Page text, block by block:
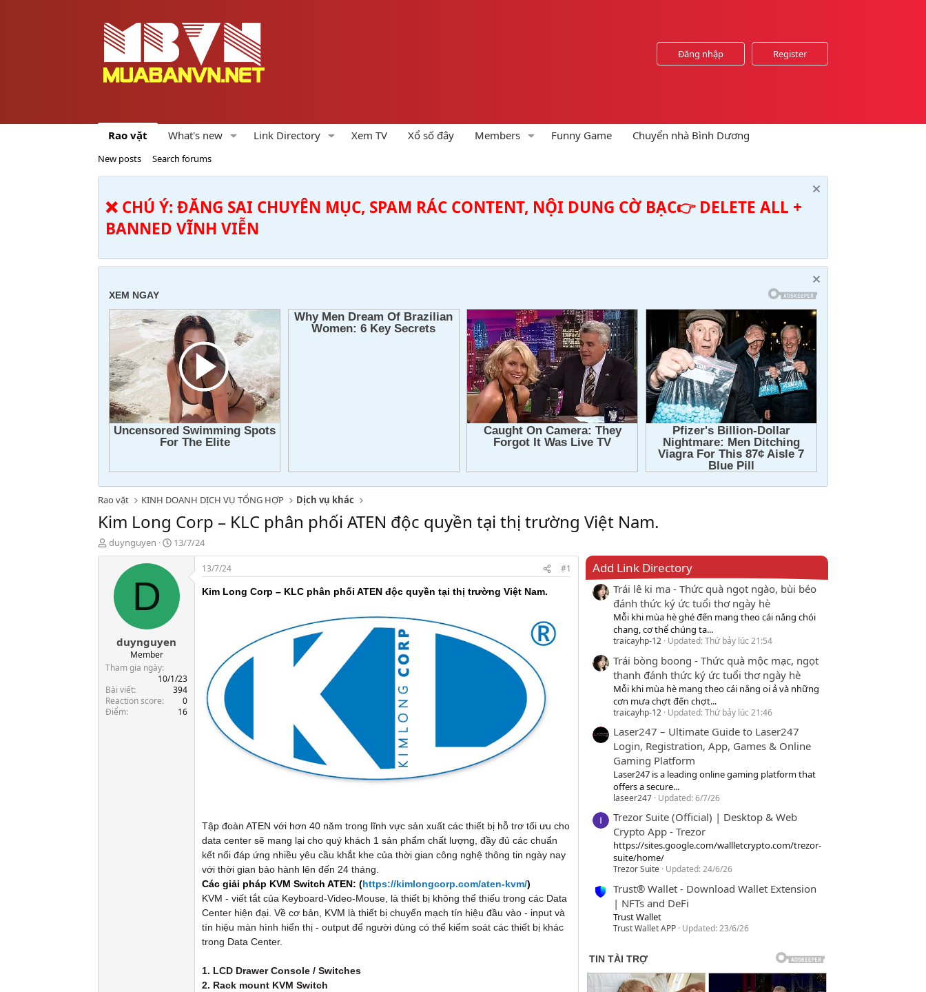
Đăng nhập Register
Rao vặt What's new Link Directory Xem TV Xổ số đây Members Funny Game Chuyển nhà Bình Dương
New posts Search forums
❌ CHÚ Ý: ĐĂNG SAI CHUYÊN MỤC, SPAM RÁC CONTENT, NỘI DUNG CỜ BẠC👉 DELETE ALL +
BANNED VĨNH VIỄN
Rao vặt KINH DOANH DỊCH VỤ TỔNG HỢP Dịch vụ khác
Kim Long Corp – KLC phân phối ATEN độc quyền tại thị trường Việt Nam.
T
h
t
r
duynguyen
N
g
y
ử
i
13/7/24
D
duynguyen
Member
Tham gia ngày
10/1/23
Bài viết
394
Reaction score
0
Điểm
16
13/7/24 #1
Kim Long Corp – KLC phân phối ATEN độc quyền tại thị trường Việt Nam.
Tập đoàn ATEN với hơn 40 năm trong lĩnh vực sản xuất các thiết bị hỗ trơ tối ưu cho
data center sẽ mang lại cho quý khách 1 sản phẩm chất lượng, đầy đủ các chuẩn
kết nối đáp ứng nhiều yêu cầu khắt khe của thời gian công nghệ thông tin ngày nay
với thời gian bảo hành lên đến 24 tháng.
Các giải pháp KVM Switch ATEN: (https://kimlongcorp.com/aten-kvm/)
KVM - viết tắt của Keyboard-Video-Mouse, là thiết bị không thể thiếu trong các Data
Center hiện đại. Về cơ bản, KVM là thiết bị chuyển mạch tín hiệu đầu vào - input và
tín hiệu màn hình hiển thị - output để người dùng có thể kiểm soát các thiết bị khác
trong Data Center.
1. LCD Drawer Console / Switches
2. Rack mount KVM Switch
Add Link Directory
Trái lê ki ma - Thức quà ngọt ngào, bùi béo
đánh thức ký ức tuổi thơ ngày hè
Mỗi khi mùa hè ghé đến mang theo cái nắng chói
chang, cơ thể chúng ta...
traicayhp-12 Updated:Thứ bảy lúc 21:54
Trái bòng boong - Thức quà mộc mạc, ngọt
thanh đánh thức ký ức tuổi thơ ngày hè
Mỗi khi mùa hè mang theo cái nắng oi ả và những
cơn mưa chợt đến chợt...
traicayhp-12 Updated:Thứ bảy lúc 21:46
Laser247 – Ultimate Guide to Laser247
Login, Registration, App, Games & Online
Gaming Platform
Laser247 is a leading online gaming platform that
offers a secure...
laseer247 Updated:6/7/26
Trezor Suite (Official) | Desktop & Web
Crypto App - Trezor
https://sites.google.com/wallletcrypto.com/trezor-
suite/home/
Trezor Suite Updated:24/6/26
Trust® Wallet - Download Wallet Extension
| NFTs and DeFi
Trust Wallet
Trust Wallet APP Updated:23/6/26